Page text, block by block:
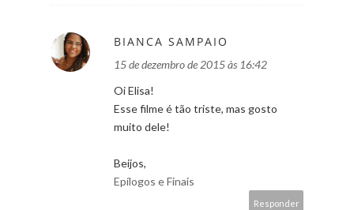
BIANCA SAMPAIO
15 de dezembro de 2015 às 16:42
Oi Elisa!
Esse filme é tão triste, mas gosto
muito dele!
Beijos,
Epílogos e Finais
Responder